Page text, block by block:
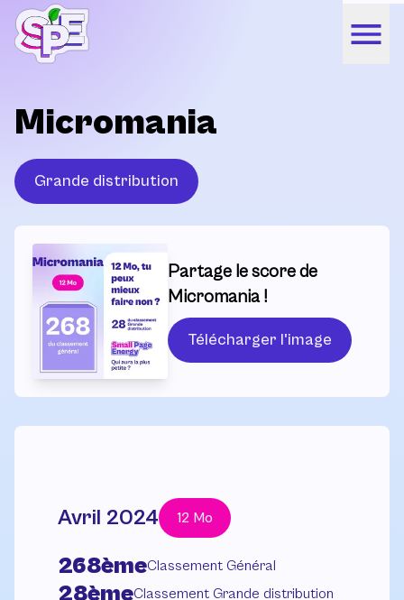
Micromania
Grande distribution
Partage le score de
Micromania !
Télécharger l'image
Avril 2024 12 Mo
268èmeClassement Général
28èmeClassement Grande distribution